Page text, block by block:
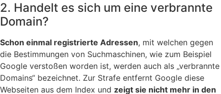
2. Handelt es sich um eine verbrannte
Domain?
Schon einmal registrierte Adressen, mit welchen gegen
die Bestimmungen von Suchmaschinen, wie zum Beispiel
Google verstoßen worden ist, werden auch als „verbrannte
Domains“ bezeichnet. Zur Strafe entfernt Google diese
Webseiten aus dem Index und zeigt sie nicht mehr in den